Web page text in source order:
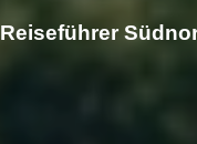
Reiseführer